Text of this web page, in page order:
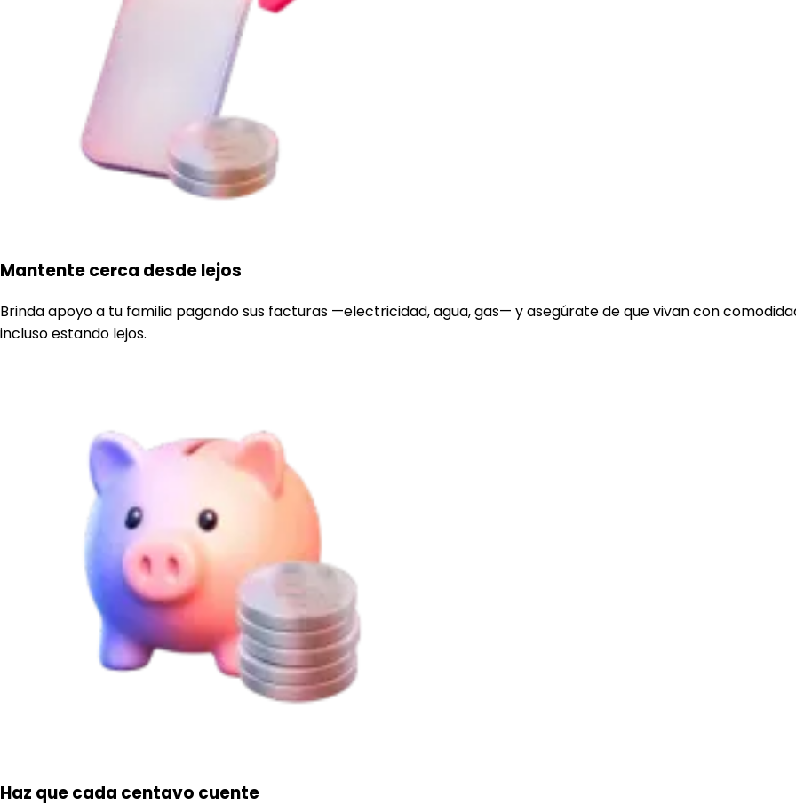
Mantente cerca desde lejos
Brinda apoyo a tu familia pagando sus facturas —electricidad, agua, gas— y asegúrate de que vivan con
incluso estando lejos.
Haz que cada centavo cuente